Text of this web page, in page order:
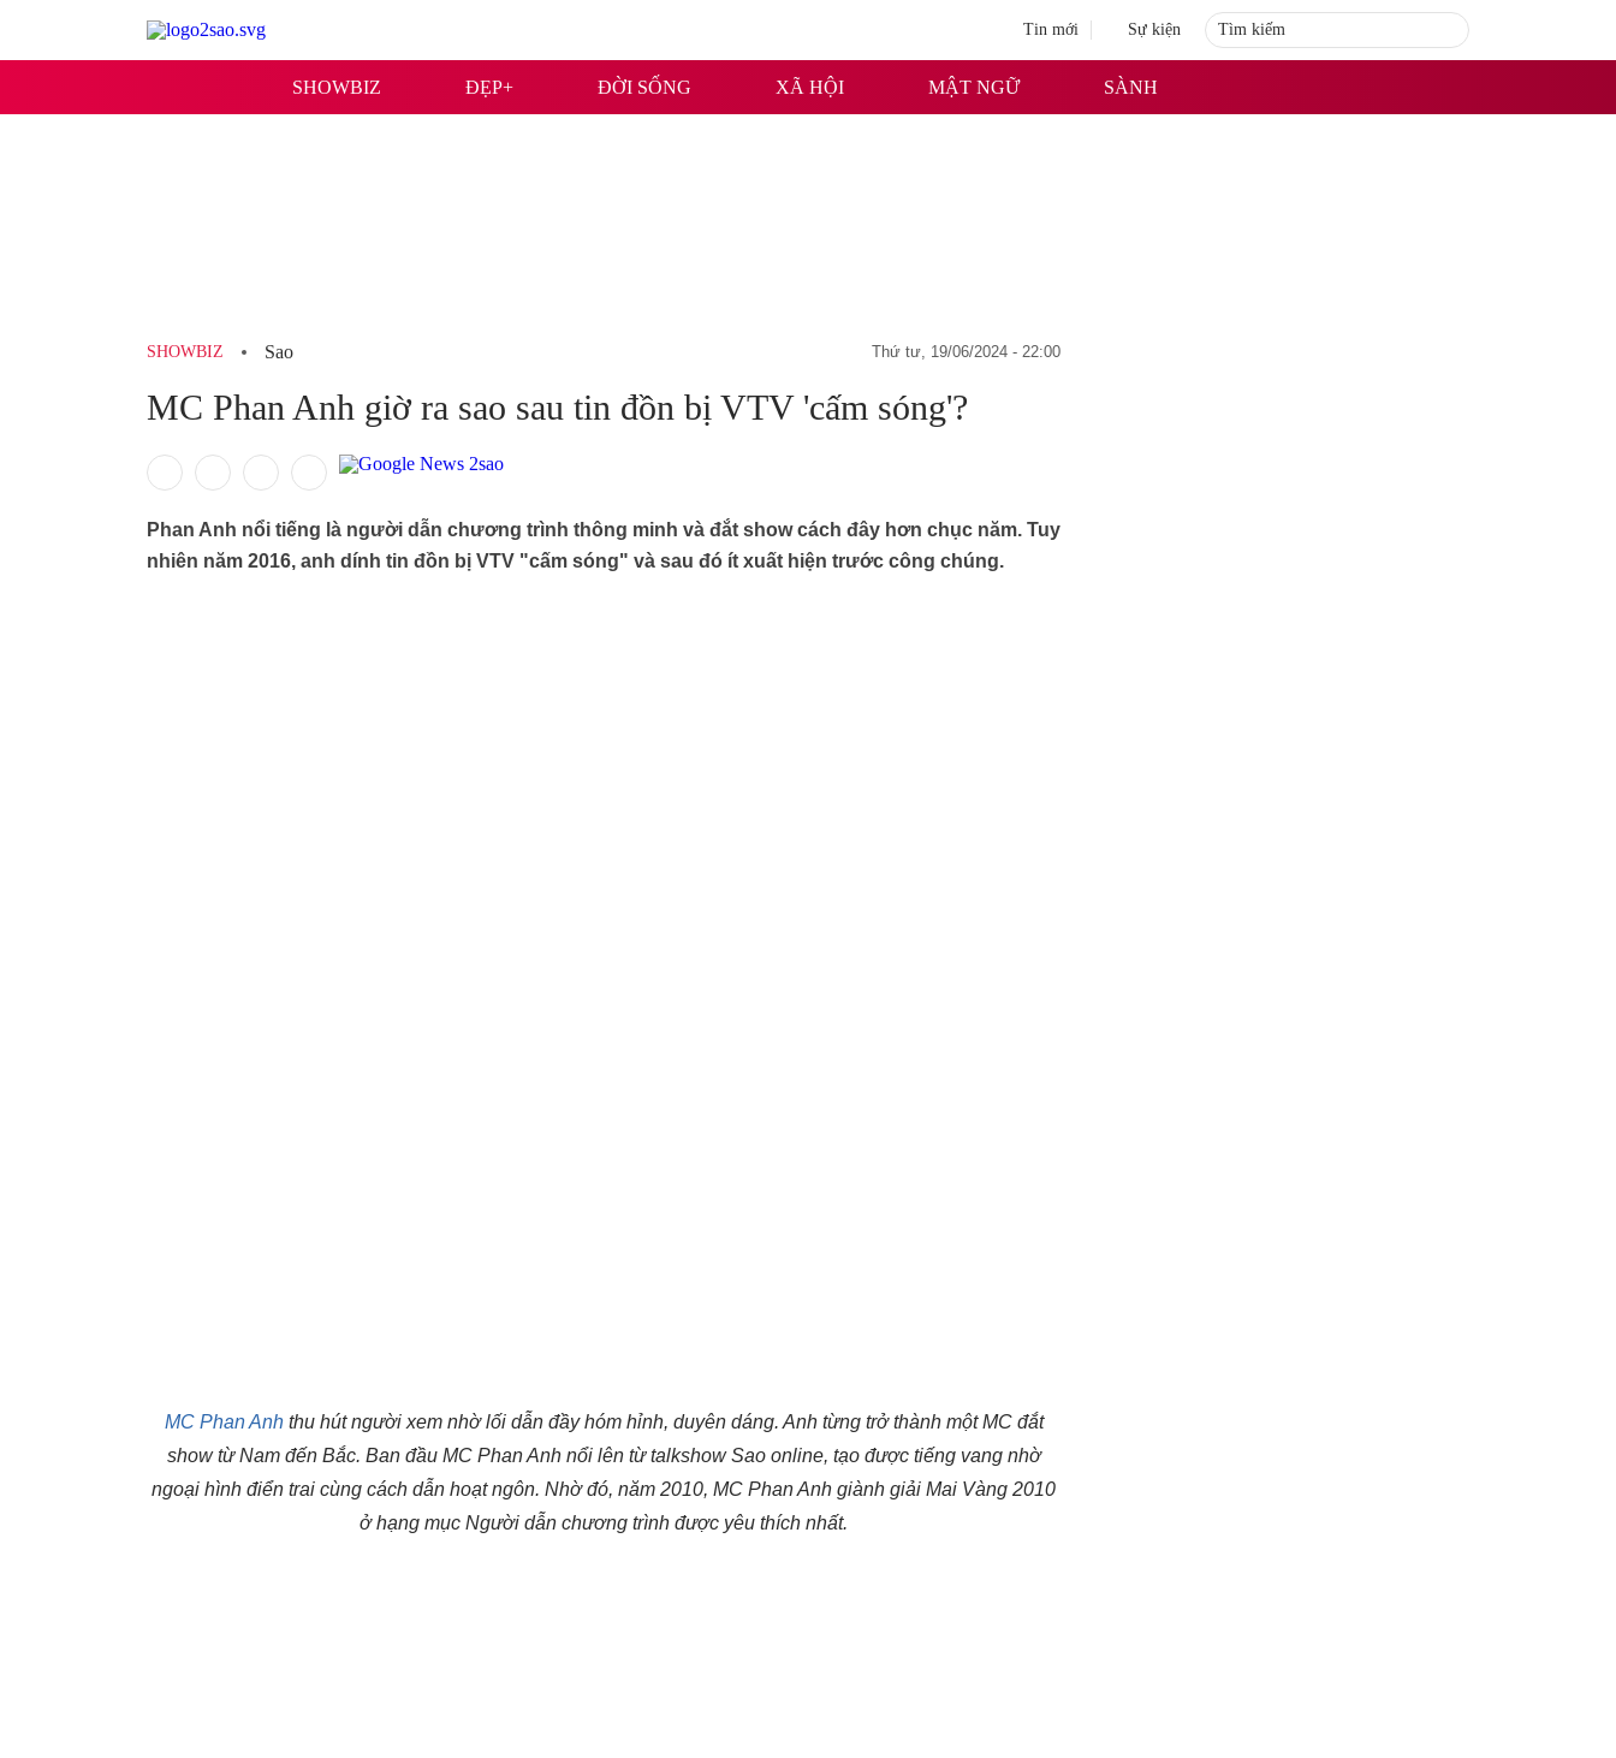
Tin mới Sự kiện
SHOWBIZ ĐẸP+ ĐỜI SỐNG XÃ HỘI MẬT NGỮ SÀNH
SHOWBIZ Sao thứ tư, 19/06/2024 - 22:00
MC Phan Anh giờ ra sao sau tin đồn bị VTV 'cấm sóng'?
Phan Anh nổi tiếng là người dẫn chương trình thông minh và đắt show cách đây hơn chục năm. Tuy
nhiên năm 2016, anh dính tin đồn bị VTV "cấm sóng" và sau đó ít xuất hiện trước công chúng.
MC Phan Anhthu hút người xem nhờ lối dẫn đầy hóm hỉnh, duyên dáng. Anh từng trở thành một MC đắt
show từ Nam đến Bắc. Ban đầu MC Phan Anh nổi lên từ talkshow Sao online, tạo được tiếng vang nhờ
ngoại hình điển trai cùng cách dẫn hoạt ngôn. Nhờ đó, năm 2010, MC Phan Anh giành giải Mai Vàng 2010
ở hạng mục Người dẫn chương trình được yêu thích nhất.